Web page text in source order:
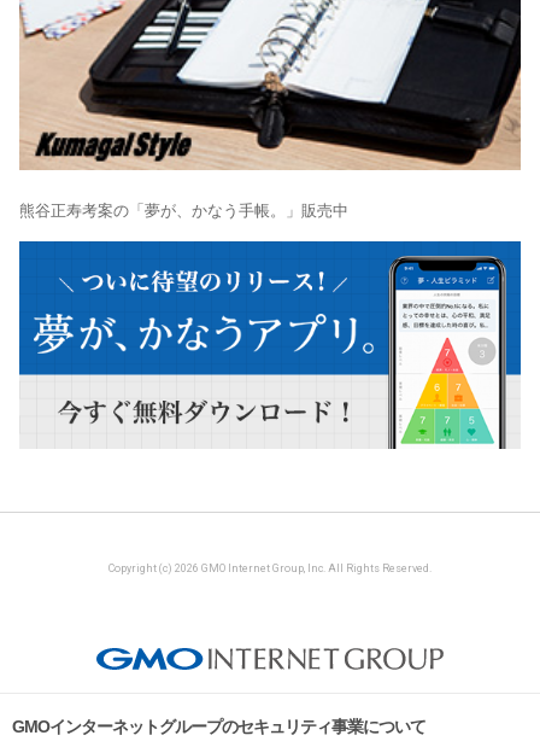
熊谷正寿考案の「夢が、かなう手帳。」販売中
Copyright (c) 2026 GMO Internet Group, Inc. All Rights Reserved.
GMOインターネットグループのセキュリティ事業について